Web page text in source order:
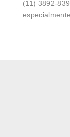
(11) 3892-